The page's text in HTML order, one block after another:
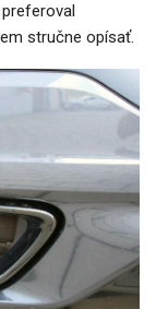
stručne opísať.